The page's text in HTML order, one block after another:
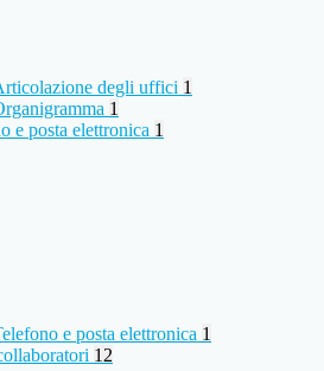
degli uffici 1
1
e posta elettronica 1
e posta elettronica 1
12